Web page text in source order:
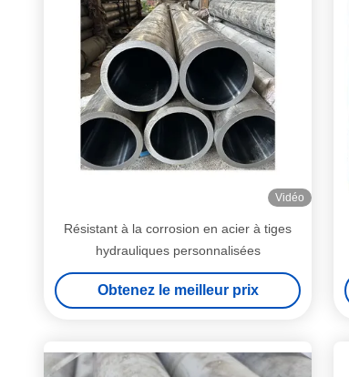
Vidéo
Résistant à la corrosion en acier à tiges
hydrauliques personnalisées
Obtenez le meilleur prix